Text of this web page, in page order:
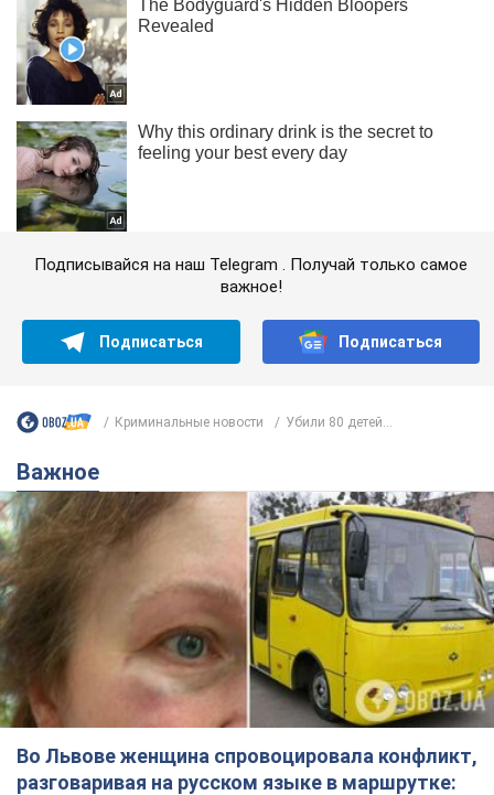
Подписывайся на наш Telegram . Получай только самое
важное!
Подписаться Подписаться
Криминальные новости Убили 80 детей...
Важное
Во Львове женщина спровоцировала конфликт,
разговаривая на русском языке в маршрутке: